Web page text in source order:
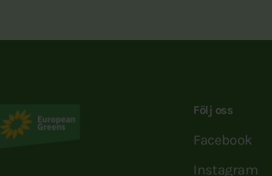
Följ oss
Facebook
Instagram